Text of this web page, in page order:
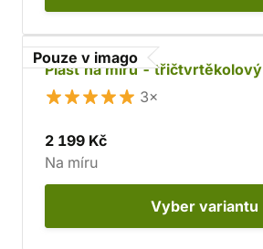
Pouze v imago
Plášť na míru - třičtvrtěkolový
3×
2 199 Kč
Na míru
Vyber variantu